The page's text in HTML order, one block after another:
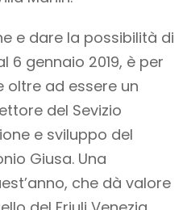
e dare la possibilità di
gennaio 2019, è per
oltre ad essere un
del Sevizio
e sviluppo del
Giusa. Una
che dà valore